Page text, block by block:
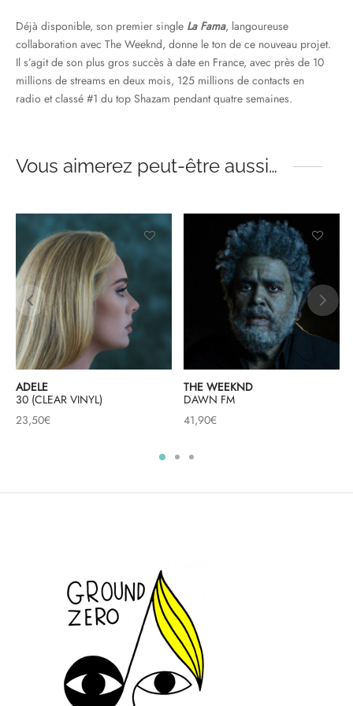
Déjà disponible, son premier single La Fama, langoureuse
collaboration avec The Weeknd, donne le ton de ce nouveau projet.
Il s’agit de son plus gros succès à date en France, avec près de 10
millions de streams en deux mois, 125 millions de contacts en
radio et classé #1 du top Shazam pendant quatre semaines.
Vous aimerez peut-être aussi…
ADELE
30 (CLEAR VINYL)
23,50€
THE WEEKND
DAWN FM
41,90€